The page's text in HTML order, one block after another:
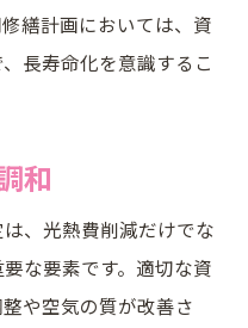
繕計画においては、資
長寿命化を意識するこ
和
、光熱費削減だけでな
な要素です。適切な資
や空気の質が改善さ